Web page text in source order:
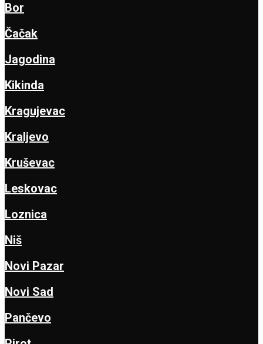
Bor
Čačak
Jagodina
Kikinda
Kragujevac
Kraljevo
Kruševac
Leskovac
Loznica
Niš
Novi Pazar
Novi Sad
Pančevo